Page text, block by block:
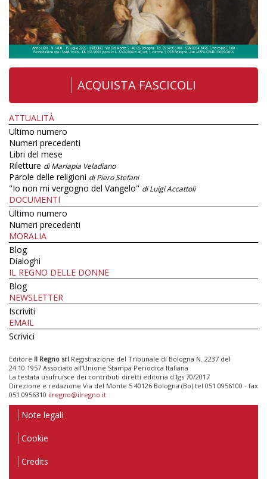
ACQUISTA FASCICOLI
ATTUALITÀ
Ultimo numero
Numeri precedenti
Libri del mese
Riletture di Mariapia Veladiano
Parole delle religioni di Piero Stefani
"Io non mi vergogno del Vangelo" di Luigi Accattoli
DOCUMENTI
Ultimo numero
Numeri precedenti
MORALIA
Blog
Dialoghi
IL REGNO DELLE DONNE
Blog
NEWSLETTER
Iscriviti
EMAIL
Scrivici
Editore Il Regno srl Registrazione del Tribunale di Bologna N. 2237 del
24.10.1957 Associato all’Unione Stampa Periodica Italiana
La testata usufruisce dei contributi diretti editoria d.lgs 70/2017
Direzione e redazione Via del Monte 5 40126 Bologna (Bo) tel 051 0956100 - fax
051 0956310 ilregno@ilregno.it
Note legali
Cookie
Credits